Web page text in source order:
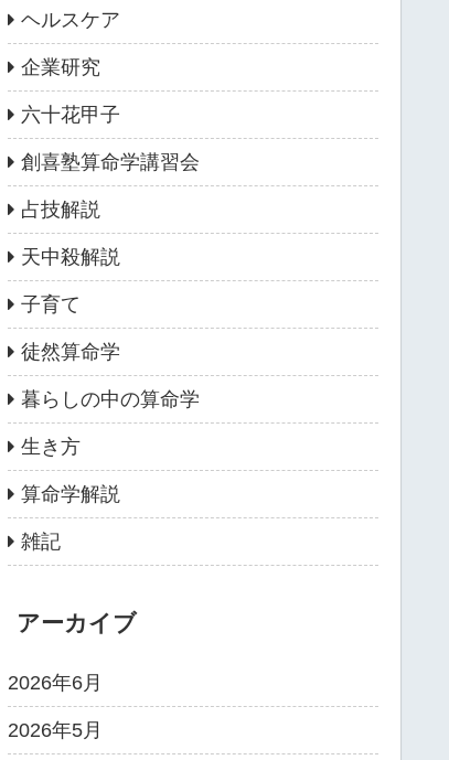
ヘルスケア
企業研究
六十花甲子
創喜塾算命学講習会
占技解説
天中殺解説
子育て
徒然算命学
暮らしの中の算命学
生き方
算命学解説
雑記
アーカイブ
2026年6月
2026年5月